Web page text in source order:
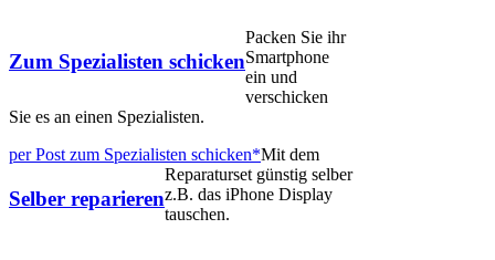
Zum Spezialisten schicken
Packen Sie ihr
Smartphone
ein und
verschicken
Sie es an einen Spezialisten.
per Post zum Spezialisten schicken*
Selber reparieren
Mit dem
Reparaturset günstig selber
z.B. das iPhone Display
tauschen.